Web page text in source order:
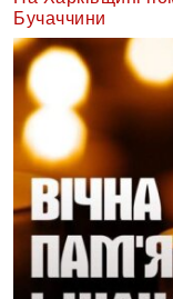
Бучаччини